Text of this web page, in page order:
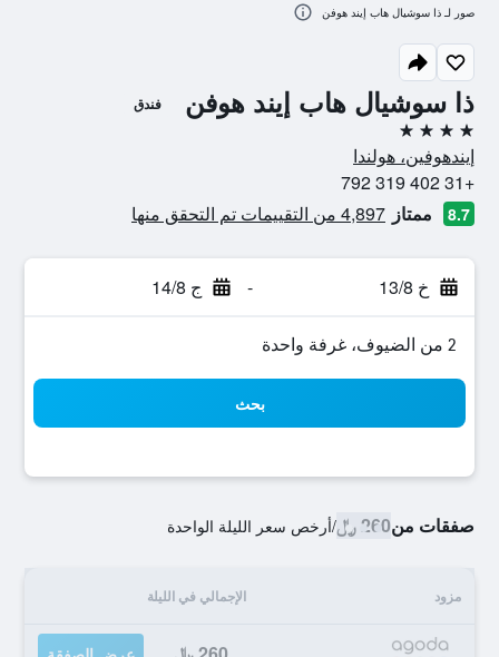
ذا سوشيال هاب إيند هوفن فندق
4 نجوم
إيندهوفين، هولندا
+31 402 319 792
8.7 ممتاز 4,897 من التقييمات تم التحقق منها
خ 13/8 - ج 14/8
2 من الضيوف، غرفة واحدة
بحث
صفقات من260 ﷼ /أرخص سعر الليلة الواحدة
مزود الإجمالي في الليلة
صور لـ ذا سوشيال هاب إيند هوفن